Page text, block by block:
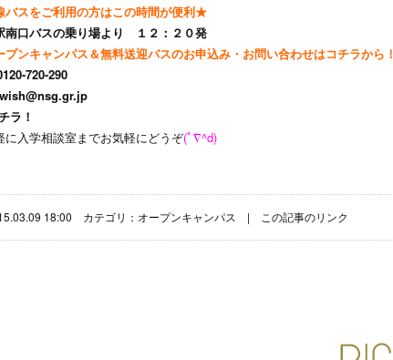
スをご利用の方はこの時間が便利★
南口バスの乗り場より １２：２０発
ンキャンパス＆無料送迎バスのお申込み・お問い合わせはコチラから！
720-290
wish@nsg.gr.jp
ラ！
に入学相談室までお気軽にどうぞ(ﾟ∇^d)
18:00 カテゴリ： オープンキャンパス | この記事のリンク